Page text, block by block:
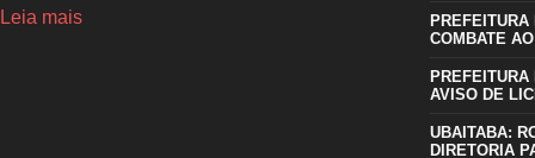
Leia mais
COMBATE
AVISO DE
UBAITABA:
DIRETORIA